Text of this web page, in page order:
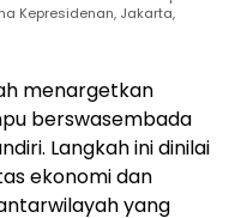
Kepresidenan, Jakarta,
menargetkan
berswasembada
Langkah ini dinilai
ekonomi dan
yang